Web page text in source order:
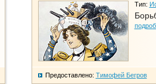
Тип:
Предоставлено: Тимофей Бегров